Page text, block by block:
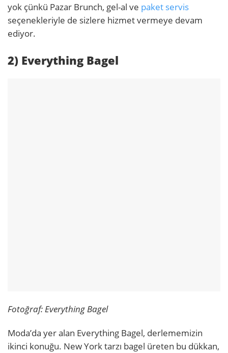
yok çünkü Pazar Brunch, gel-al ve paket servis
seçenekleriyle de sizlere hizmet vermeye devam
ediyor.
2) Everything Bagel
Fotoğraf: Everything Bagel
Moda’da yer alan Everything Bagel, derlememizin
ikinci konuğu. New York tarzı bagel üreten bu dükkan,